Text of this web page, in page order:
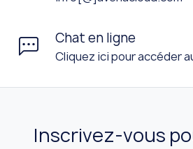
Chat en ligne
Cliquez ici pour accéder
Inscrivez-vous